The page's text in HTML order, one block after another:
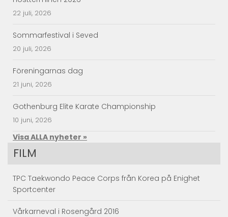
22 juli, 2026
Sommarfestival i Seved
20 juli, 2026
Föreningarnas dag
21 juni, 2026
Gothenburg Elite Karate Championship
10 juni, 2026
Visa ALLA nyheter »
FILM
TPC Taekwondo Peace Corps från Korea på Enighet
Sportcenter
Vårkarneval i Rosengård 2016